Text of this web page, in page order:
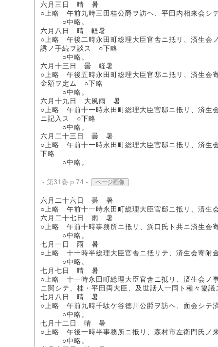
六月三日 晴 暑
○上略 午前九時三田桂公爵ヲ訪ヘ、平田内相来会シ
○中略。
六月八日 晴 軽暑
○上略 午後二時永田町総理大臣官舎ニ抵リ、済生会
誘ノ手続ヲ談ス ○下略
○中略。
六月十三日 曇 軽暑
○上略 午後五時永田町総理大臣官邸ニ抵リ、済生会
金額ヲ定ム ○下略
○中略。
六月十九日 大風雨 暑
○上略 午前十一時永田町総理大臣官邸ニ抵リ、済生
ニ記入ス ○下略
○中略。
六月二十三日 曇 暑
○上略 午前十一時永田町総理大臣官邸ニ抵リ、済生
下略
○中略。
- 第31巻 p.74 - ページ画像
六月二十六日 曇 暑
○上略 午前十一時永田町総理大臣官邸ニ抵リ、済生
六月二十七日 雨 暑
○上略 午前十時事務所ニ抵リ、浜口氏ト共ニ済生会
○中略。
七月一日 雨 暑
○上略 十一時半総理大臣官舎ニ抵リテ、済生会寄附
○中略。
七月七日 晴 暑
○上略 十一時永田町総理大臣官舎ニ抵リ、済生会ノ
ニ関シテ、桂・平田両大臣、及世話人一同ト種々協
七月八日 晴 暑
○上略 午前九時千駄ケ谷徳川公爵ヲ訪ヘ、面会シテ
○中略。
七月十二日 晴 暑
○上略 午後一時半事務所ニ抵リ、森村市左衛門氏ノ
○中略。